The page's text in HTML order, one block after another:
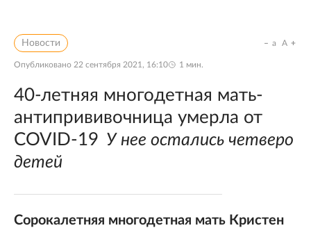
Новости
Опубликовано 22 сентября 2021, 16:10 1 мин.
a A
40-летняя многодетная мать-
антипрививочница умерла от
COVID-19 У нее остались четверо
детей
Сорокалетняя многодетная мать Кристен